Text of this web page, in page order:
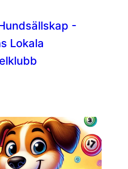
-
Lokala